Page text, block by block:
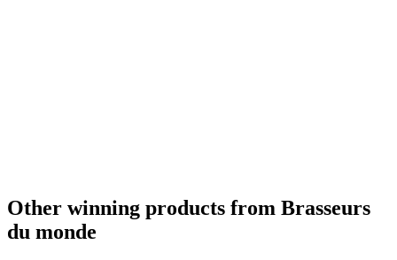
Other winning products from Brasseurs
du monde